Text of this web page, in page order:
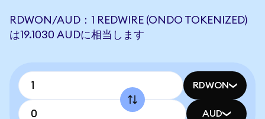
RDWON/AUD：1 REDWIRE (ONDO TOKENIZED)
は19.1030 AUDに相当します
RDWON
AUD